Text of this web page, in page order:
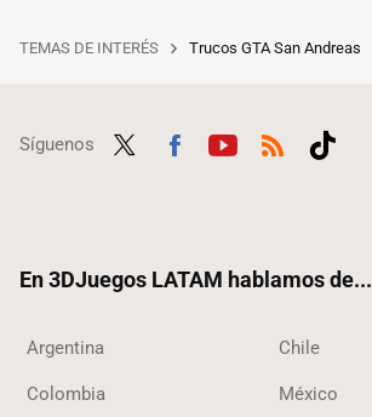
TEMAS DE INTERÉS Trucos GTA San Andreas
Síguenos
En 3DJuegos LATAM hablamos de...
Argentina Chile
Colombia México